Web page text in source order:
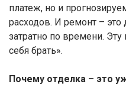
платеж, но и
расходов. И ремонт – это
затратно по времени. Эту
себя брать».
Почему отделка – это